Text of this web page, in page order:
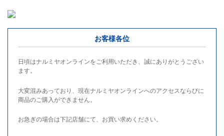
お客様各位
日頃はナルミヤオンラインをご利用いただき、誠にありがとうござい
ます。
大変混みあっており、現在ナルミヤオンラインへのアクセスならびに
商品のご購入ができません。
お急ぎの場合は下記店舗にて、お買い求めください。